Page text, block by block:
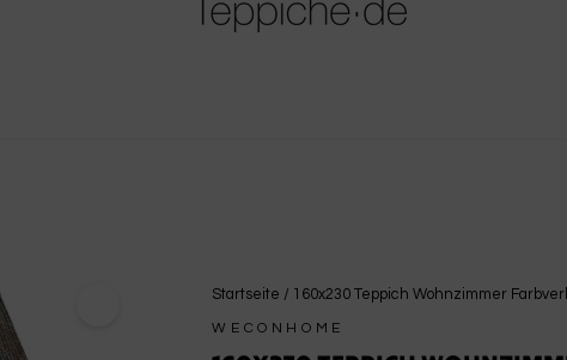
Startseite / 160x230 Teppich Wohnzimmer
WECONHOME